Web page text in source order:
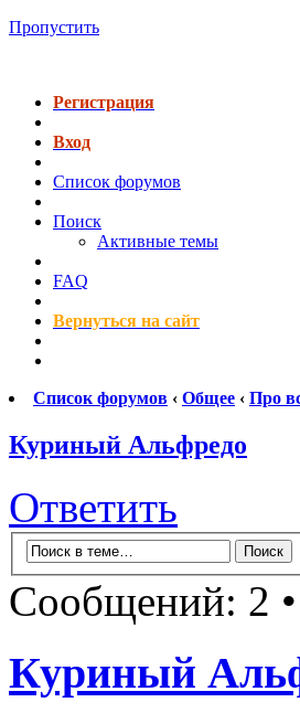
Пропустить
Регистрация
Вход
Список форумов
Поиск
Активные темы
FAQ
Вернуться на сайт
Список форумов ‹ Общее ‹ Про
Куриный Альфредо
Ответить
Сообщений: 2
Куриный